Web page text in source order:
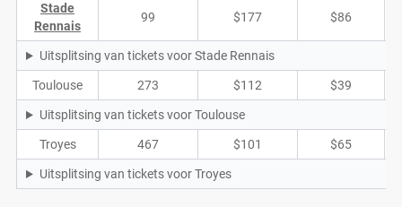
Stade
Rennais
99 $177 $86
Uitsplitsing van tickets voor Stade Rennais
Toulouse 273 $112 $39
Uitsplitsing van tickets voor Toulouse
Troyes 467 $101 $65
Uitsplitsing van tickets voor Troyes